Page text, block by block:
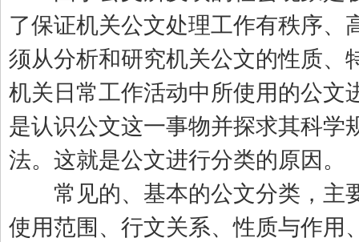
了保证机关公文处理工作有秩序、
须从分析和研究机关公文的性质、
机关日常工作活动中所使用的公文
是认识公文这一事物并探求其科学
法。这就是公文进行分类的原因。
常见的、基本的公文分类，主
使用范围、行文关系、性质与作用